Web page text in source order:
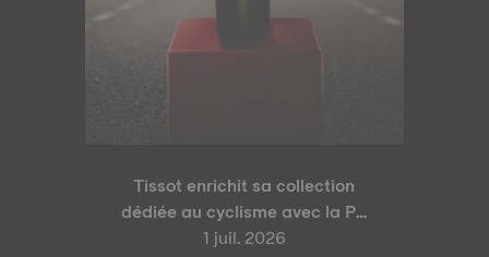
Tissot enrichit sa collection
dédiée au cyclisme avec la PR
100 Tour de France 2026 Édition
1 juil. 2026